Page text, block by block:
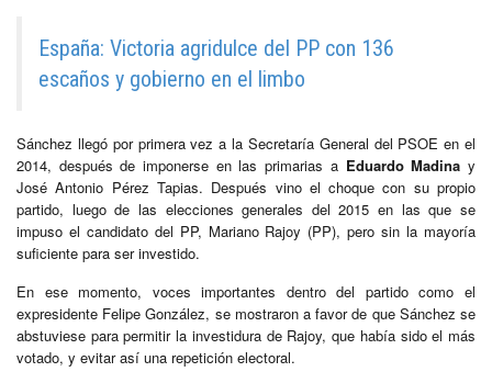
España: Victoria agridulce del PP con 136
escaños y gobierno en el limbo
Sánchez llegó por primera vez a la Secretaría General del PSOE en el
2014, después de imponerse en las primarias a Eduardo Madina y
José Antonio Pérez Tapias. Después vino el choque con su propio
partido, luego de las elecciones generales del 2015 en las que se
impuso el candidato del PP, Mariano Rajoy (PP), pero sin la mayoría
suficiente para ser investido.
En ese momento, voces importantes dentro del partido como el
expresidente Felipe González, se mostraron a favor de que Sánchez se
abstuviese para permitir la investidura de Rajoy, que había sido el más
votado, y evitar así una repetición electoral.